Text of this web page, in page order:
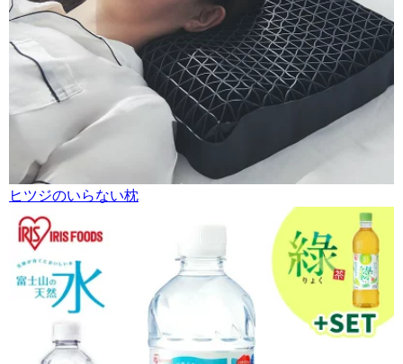
ヒツジのいらない枕